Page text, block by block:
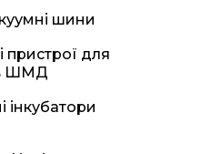
шини
пристрої для
ШМД
інкубатори